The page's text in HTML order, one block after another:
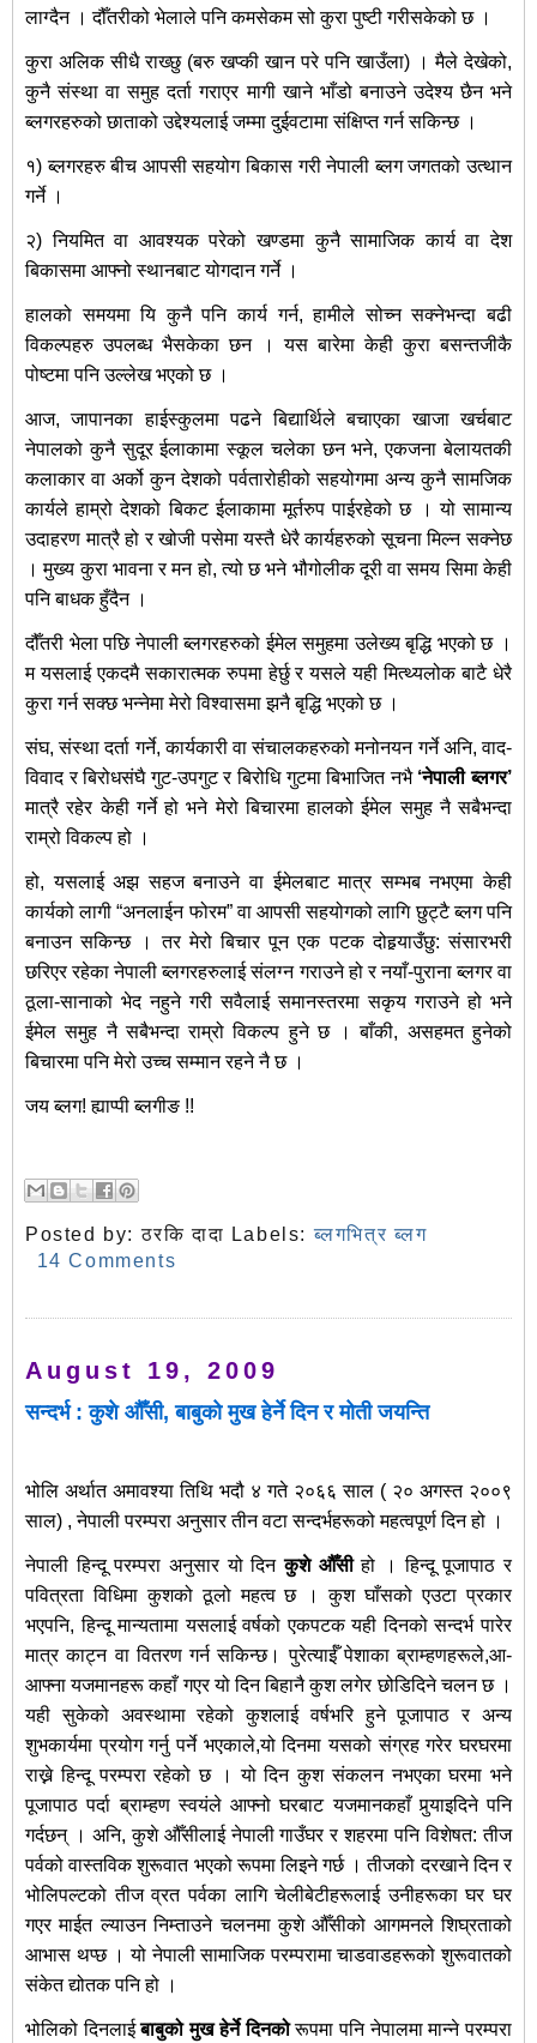
लाग्दैन । दौँतरीको भेलाले पनि कमसेकम सो कुरा पुष्टी गरीसकेको छ ।
कुरा अलिक सीधै राख्छु (बरु खप्की खान परे पनि खाउँला) । मैले देखेको,
कुनै संस्था वा समुह दर्ता गराएर मागी खाने भाँडो बनाउने उदेश्य छैन भने
ब्लगरहरुको छाताको उद्देश्यलाई जम्मा दुईवटामा संक्षिप्त गर्न सकिन्छ ।
१) ब्लगरहरु बीच आपसी सहयोग बिकास गरी नेपाली ब्लग जगतको उत्थान
गर्ने ।
२) नियमित वा आवश्यक परेको खण्डमा कुनै सामाजिक कार्य वा देश
बिकासमा आफ्नो स्थानबाट योगदान गर्ने ।
हालको समयमा यि कुनै पनि कार्य गर्न, हामीले सोच्न सक्नेभन्दा बढी
विकल्पहरु उपलब्ध भैसकेका छन । यस बारेमा केही कुरा बसन्तजीकै
पोष्टमा पनि उल्लेख भएको छ ।
आज, जापानका हाईस्कुलमा पढने बिद्यार्थिले बचाएका खाजा खर्चबाट
नेपालको कुनै सुदूर ईलाकामा स्कूल चलेका छन भने, एकजना बेलायतकी
कलाकार वा अर्को कुन देशको पर्वतारोहीको सहयोगमा अन्य कुनै सामजिक
कार्यले हाम्रो देशको बिकट ईलाकामा मूर्तरुप पाईरहेको छ । यो सामान्य
उदाहरण मात्रै हो र खोजी पसेमा यस्तै धेरै कार्यहरुको सूचना मिल्न सक्नेछ
। मुख्य कुरा भावना र मन हो, त्यो छ भने भौगोलीक दूरी वा समय सिमा केही
पनि बाधक हुँदैन ।
दौँतरी भेला पछि नेपाली ब्लगरहरुको ईमेल समुहमा उलेख्य बृद्धि भएको छ ।
म यसलाई एकदमै सकारात्मक रुपमा हेर्छु र यसले यही मित्थ्यलोक बाटै धेरै
कुरा गर्न सक्छ भन्नेमा मेरो विश्‍वासमा झनै बृद्धि भएको छ ।
संघ, संस्था दर्ता गर्ने, कार्यकारी वा संचालकहरुको मनोनयन गर्ने अनि, वाद-
विवाद र बिरोधसंघै गुट-उपगुट र बिरोधि गुटमा बिभाजित नभै ‘नेपाली ब्लगर’
मात्रै रहेर केही गर्ने हो भने मेरो बिचारमा हालको ईमेल समुह नै सबैभन्दा
राम्रो विकल्प हो ।
हो, यसलाई अझ सहज बनाउने वा ईमेलबाट मात्र सम्भब नभएमा केही
कार्यको लागी “अनलाईन फोरम” वा आपसी सहयोगको लागि छुट्टै ब्लग पनि
बनाउन सकिन्छ । तर मेरो बिचार पून एक पटक दोहर्‍याउँछु: संसारभरी
छरिएर रहेका नेपाली ब्लगरहरुलाई संलग्न गराउने हो र नयाँ-पुराना ब्लगर वा
ठूला-सानाको भेद नहुने गरी सवैलाई समानस्तरमा सकृय गराउने हो भने
ईमेल समुह नै सबैभन्दा राम्रो विकल्प हुने छ । बाँकी, असहमत हुनेको
बिचारमा पनि मेरो उच्च सम्मान रहने नै छ ।
जय ब्लग! ह्याप्पी ब्लगीङ !!
Posted by:ठरकि दादा Labels:ब्लगभित्र ब्लग
14 Comments
August 19, 2009
सन्दर्भ : कुशे औँसी, बाबुको मुख हेर्ने दिन र मोती जयन्ति
भोलि अर्थात अमावश्या तिथि भदौ ४ गते २०६६ साल ( २० अगस्त २००९
साल) , नेपाली परम्परा अनुसार तीन वटा सन्दर्भहरूको महत्वपूर्ण दिन हो ।
नेपाली हिन्दू परम्परा अनुसार यो दिनकुशे औँसीहो । हिन्दू पूजापाठ र
पवित्रता विधिमा कुशको ठूलो महत्व छ । कुश घाँसको एउटा प्रकार
भएपनि, हिन्दू मान्यतामा यसलाई वर्षको एकपटक यही दिनको सन्दर्भ पारेर
मात्र काट्न वा वितरण गर्न सकिन्छ। पुरेत्याईँ पेशाका ब्राम्हणहरूले,आ-
आफ्ना यजमानहरू कहाँ गएर यो दिन बिहानै कुश लगेर छोडिदिने चलन छ ।
यही सुकेको अवस्थामा रहेको कुशलाई वर्षभरि हुने पूजापाठ र अन्य
शुभकार्यमा प्रयोग गर्नु पर्ने भएकाले,यो दिनमा यसको संग्रह गरेर घरघरमा
राख्ने हिन्दू परम्परा रहेको छ । यो दिन कुश संकलन नभएका घरमा भने
पूजापाठ पर्दा ब्राम्हण स्वयंले आफ्नो घरबाट यजमानकहाँ पुर्‍याइदिने पनि
गर्दछन् । अनि, कुशे औँसीलाई नेपाली गाउँघर र शहरमा पनि विशेषत: तीज
पर्वको वास्तविक शुरूवात भएको रूपमा लिइने गर्छ । तीजको दरखाने दिन र
भोलिपल्टको तीज व्रत पर्वका लागि चेलीबेटीहरूलाई उनीहरूका घर घर
गएर माईत ल्याउन निम्ताउने चलनमा कुशे औँसीको आगमनले शिघ्रताको
आभास थप्छ । यो नेपाली सामाजिक परम्परामा चाडवाडहरूको शुरूवातको
संकेत द्योतक पनि हो ।
भोलिको दिनलाईबाबुको मुख हेर्ने दिनकोरूपमा पनि नेपालमा मान्ने परम्परा